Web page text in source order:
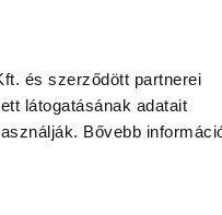
és szerződött partnerei
látogatásának adatait
Bővebb